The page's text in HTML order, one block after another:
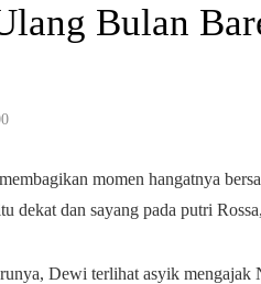
Bulan
momen hangatnya
dekat dan sayang pada putri
Dewi terlihat asyik mengajak